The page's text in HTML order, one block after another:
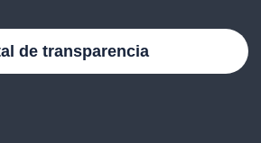
de transparencia